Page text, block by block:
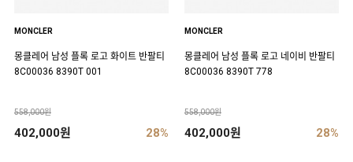
MONCLER
몽클레어 남성 플록 로고 화이트 반팔티
8C00036 8390T 001
558,000원
402,000원 28%
MONCLER
몽클레어 남성 플록 로고 네이비 반팔티
8C00036 8390T 778
558,000원
402,000원 28%